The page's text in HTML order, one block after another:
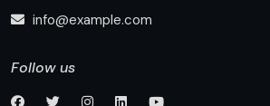
info@example.com
Follow us